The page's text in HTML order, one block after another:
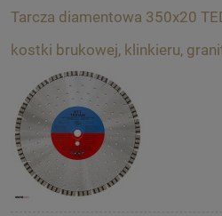
Tarcza diamentowa 350x20
kostki brukowej, klinkieru,